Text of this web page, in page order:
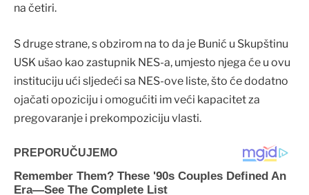
na četiri.
S druge strane, s obzirom na to da je Bunić u Skupštinu
USK ušao kao zastupnik NES-a, umjesto njega će u ovu
instituciju ući sljedeći sa NES-ove liste, što će dodatno
ojačati opoziciju i omogućiti im veći kapacitet za
pregovaranje i prekompoziciju vlasti.